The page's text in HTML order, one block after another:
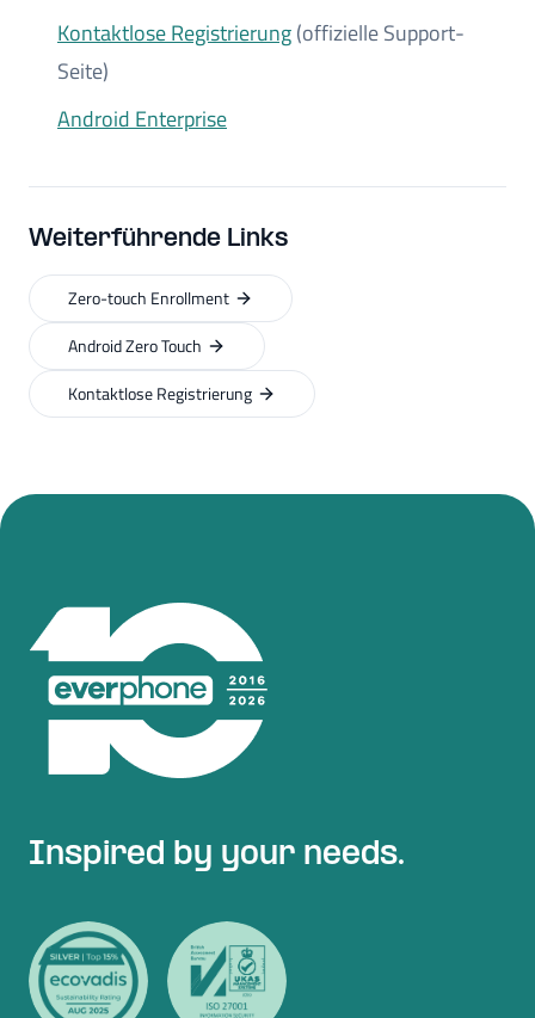
Kontaktlose Registrierung(offizielle Support-
Seite)
Android Enterprise
Weiterführende Links
Zero-touch Enrollment
Android Zero Touch
Kontaktlose Registrierung
Inspired by your needs.